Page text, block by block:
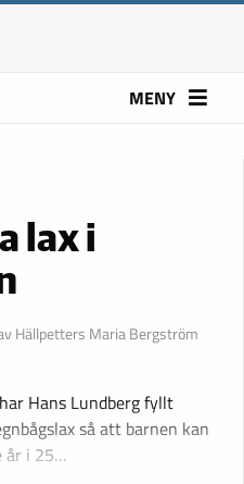
MENY
lax i
Hällpetters Maria Bergström
Hans Lundberg fyllt
så att barnen kan
år i 25…